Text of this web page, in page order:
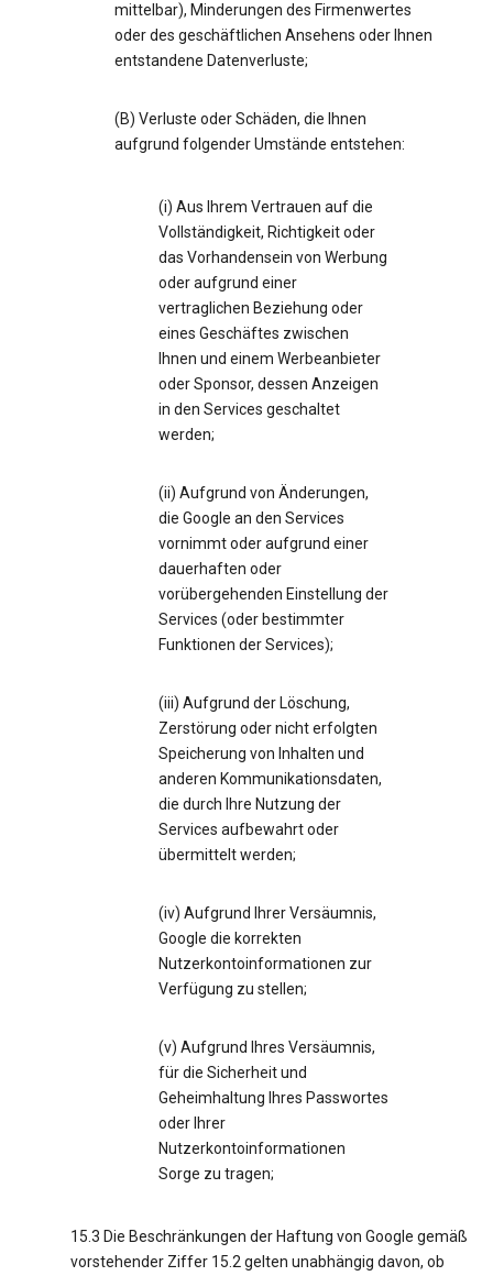
mittelbar), Minderungen des Firmenwertes
oder des geschäftlichen Ansehens oder Ihnen
entstandene Datenverluste;
(B) Verluste oder Schäden, die Ihnen
aufgrund folgender Umstände entstehen:
(i) Aus Ihrem Vertrauen auf die
Vollständigkeit, Richtigkeit oder
das Vorhandensein von Werbung
oder aufgrund einer
vertraglichen Beziehung oder
eines Geschäftes zwischen
Ihnen und einem Werbeanbieter
oder Sponsor, dessen Anzeigen
in den Services geschaltet
werden;
(ii) Aufgrund von Änderungen,
die Google an den Services
vornimmt oder aufgrund einer
dauerhaften oder
vorübergehenden Einstellung der
Services (oder bestimmter
Funktionen der Services);
(iii) Aufgrund der Löschung,
Zerstörung oder nicht erfolgten
Speicherung von Inhalten und
anderen Kommunikationsdaten,
die durch Ihre Nutzung der
Services aufbewahrt oder
übermittelt werden;
(iv) Aufgrund Ihrer Versäumnis,
Google die korrekten
Nutzerkontoinformationen zur
Verfügung zu stellen;
(v) Aufgrund Ihres Versäumnis,
für die Sicherheit und
Geheimhaltung Ihres Passwortes
oder Ihrer
Nutzerkontoinformationen
Sorge zu tragen;
15.3 Die Beschränkungen der Haftung von Google gemäß
vorstehender Ziffer 15.2 gelten unabhängig davon, ob